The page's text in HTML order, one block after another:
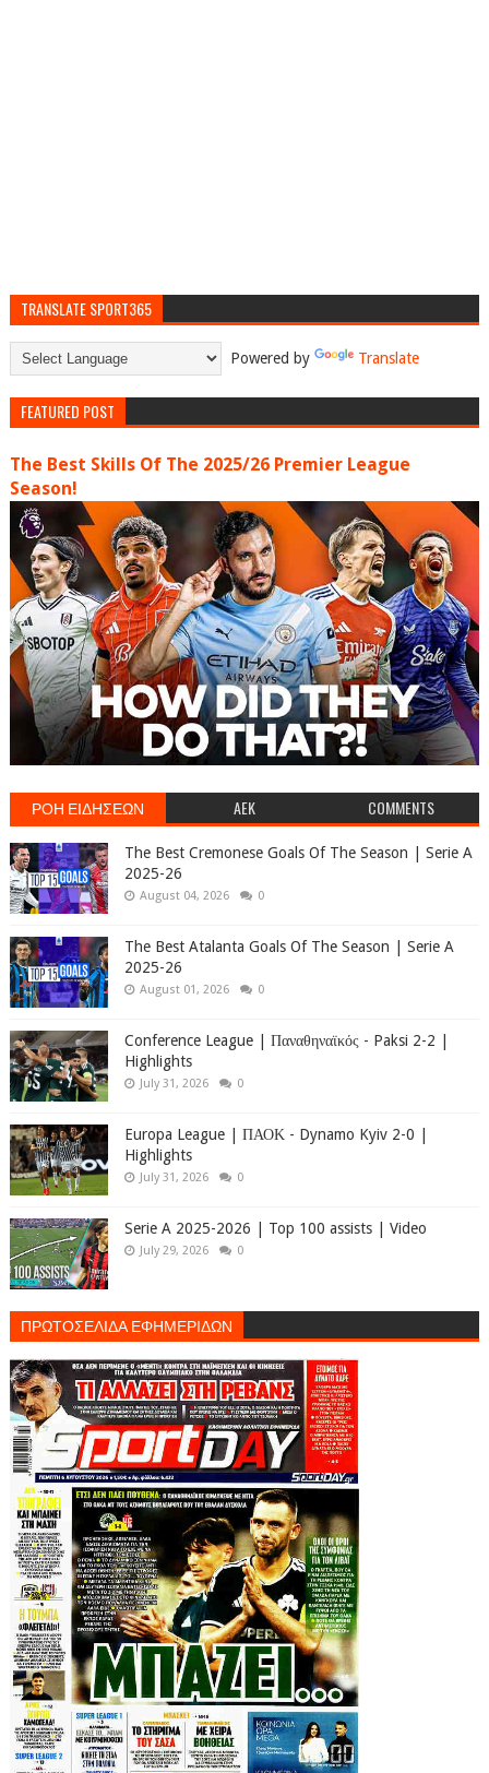
TRANSLATE SPORT365
Powered by Translate
FEATURED POST
The Best Skills Of The 2025/26 Premier League
Season!
ΡΟΗ ΕΙΔΗΣΕΩΝ AEK COMMENTS
The Best Cremonese Goals Of The Season | Serie A
2025-26
August 04, 2026 0
The Best Atalanta Goals Of The Season | Serie A
2025-26
August 01, 2026 0
Conference League | Παναθηναϊκός - Paksi 2-2 |
Highlights
July 31, 2026 0
Europa League | ΠΑΟΚ - Dynamo Kyiv 2-0 |
Highlights
July 31, 2026 0
Serie A 2025-2026 | Top 100 assists | Video
July 29, 2026 0
ΠΡΩΤΟΣΕΛΙΔΑ ΕΦΗΜΕΡΙΔΩΝ